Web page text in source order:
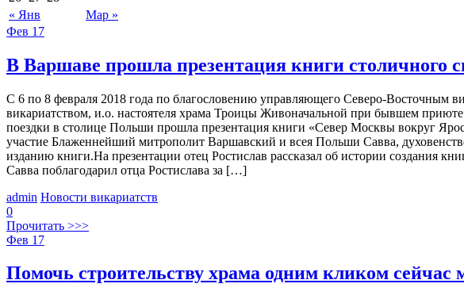
« Янв Мар »
Фев 17
В Варшаве прошла презентация книги столичного
С 6 по 8 февраля 2018 года по благословению управляющего Северо-Восточным
викариатством, и.о. настоятеля храма Троицы Живоначальной при бывшем
поездки в столице Польши прошла презентация книги «Север Москвы вокруг
участие Блаженнейший митрополит Варшавский и всея Польши Савва,
изданию книги.На презентации отец Ростислав рассказал об истории создания
Савва поблагодарил отца Ростислава за […]
admin Новости викариатств
0
Прочитать >>>
Фев 17
Помочь строительству храма одним кликом